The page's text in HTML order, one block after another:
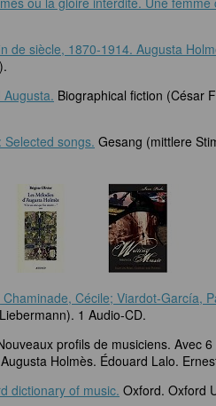
de siècle, 1870-1914. Augusta
Biographical fiction (César
songs. Gesang (mittlere
Cécile; Viardot-García,
1 Audio-CD.
profils de musiciens. Avec
Holmès. Édouard Lalo.
dictionary of music. Oxford. Oxford